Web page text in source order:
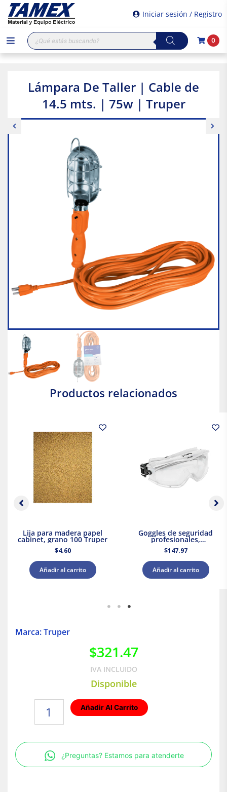
Iniciar sesión / Registro
Búsqueda
de
productos
0
Lámpara De Taller | Cable de
14.5 mts. | 75w | Truper
Productos relacionados
Lija para madera papel
cabinet, grano 100 Truper
$4.60
Añadir al carrito
Goggles de seguridad
profesionales,
antiempaño, Expert
$147.97
Añadir al carrito
Marca: Truper
$321.47
IVA INCLUIDO
Disponible
Cable
de
14.5
Añadir Al Carrito
¿Preguntas? Estamos para atenderte